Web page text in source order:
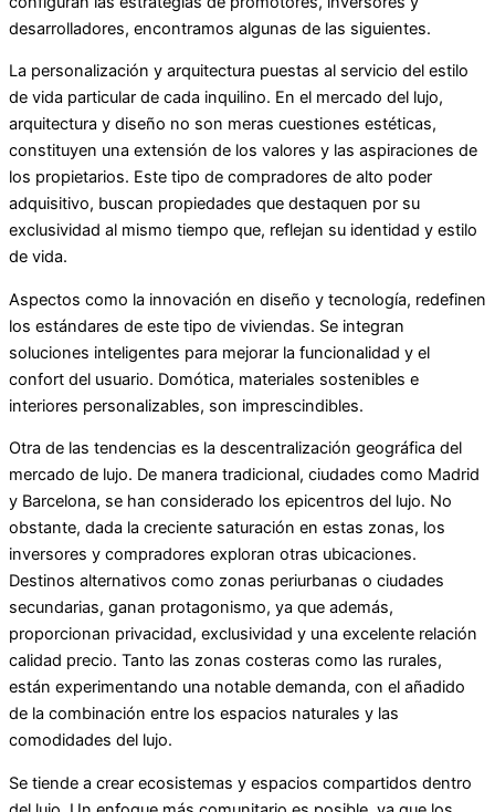
desarrolladores, encontramos algunas de las siguientes.
La personalización y arquitectura puestas al servicio del estilo
de vida particular de cada inquilino. En el mercado del lujo,
arquitectura y diseño no son meras cuestiones estéticas,
constituyen una extensión de los valores y las aspiraciones de
los propietarios. Este tipo de compradores de alto poder
adquisitivo, buscan propiedades que destaquen por su
exclusividad al mismo tiempo que, reflejan su identidad y estilo
de vida.
Aspectos como la innovación en diseño y tecnología, redefinen
los estándares de este tipo de viviendas. Se integran
soluciones inteligentes para mejorar la funcionalidad y el
confort del usuario. Domótica, materiales sostenibles e
interiores personalizables, son imprescindibles.
Otra de las tendencias es la descentralización geográfica del
mercado de lujo. De manera tradicional, ciudades como Madrid
y Barcelona, se han considerado los epicentros del lujo. No
obstante, dada la creciente saturación en estas zonas, los
inversores y compradores exploran otras ubicaciones.
Destinos alternativos como zonas periurbanas o ciudades
secundarias, ganan protagonismo, ya que además,
proporcionan privacidad, exclusividad y una excelente relación
calidad precio. Tanto las zonas costeras como las rurales,
están experimentando una notable demanda, con el añadido
de la combinación entre los espacios naturales y las
comodidades del lujo.
Se tiende a crear ecosistemas y espacios compartidos dentro